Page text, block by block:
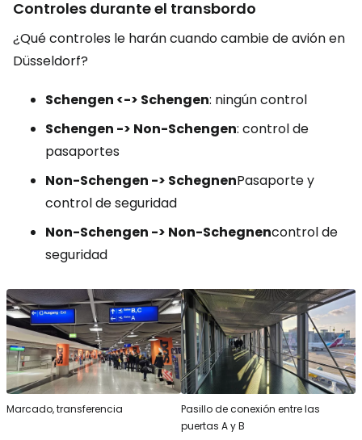
Controles durante el transbordo
¿Qué controles le harán cuando cambie de avión en
Düsseldorf?
Schengen <-> Schengen: ningún control
Schengen -> Non-Schengen: control de
pasaportes
Non-Schengen -> SchegnenPasaporte y
control de seguridad
Non-Schengen -> Non-Schegnencontrol de
seguridad
Marcado, transferencia
Pasillo de conexión entre las
puertas A y B